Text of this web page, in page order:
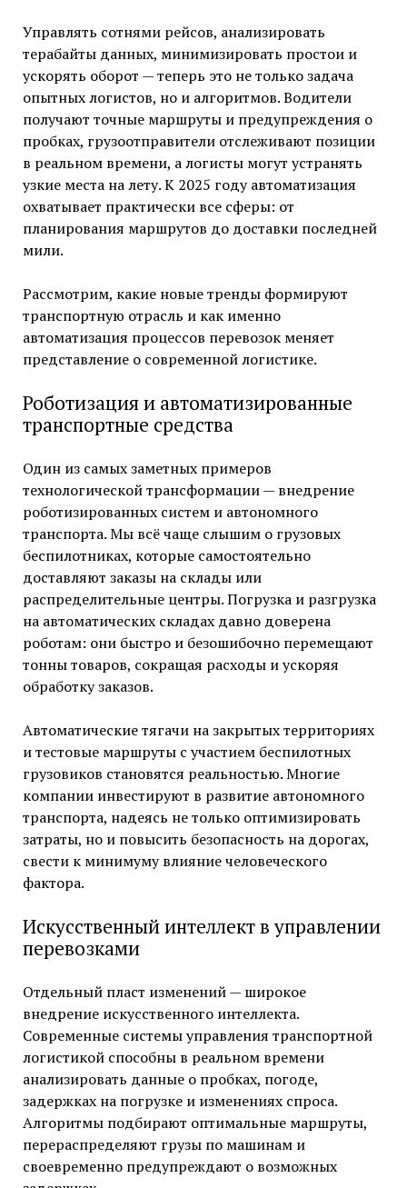
Управлять сотнями рейсов, анализировать
терабайты данных, минимизировать простои и
ускорять оборот — теперь это не только задача
опытных логистов, но и алгоритмов. Водители
получают точные маршруты и предупреждения о
пробках, грузоотправители отслеживают позиции
в реальном времени, а логисты могут устранять
узкие места на лету. К 2025 году автоматизация
охватывает практически все сферы: от
планирования маршрутов до доставки последней
мили.
Рассмотрим, какие новые тренды формируют
транспортную отрасль и как именно
автоматизация процессов перевозок меняет
представление о современной логистике.
Роботизация и автоматизированные
транспортные средства
Один из самых заметных примеров
технологической трансформации — внедрение
роботизированных систем и автономного
транспорта. Мы всё чаще слышим о грузовых
беспилотниках, которые самостоятельно
доставляют заказы на склады или
распределительные центры. Погрузка и разгрузка
на автоматических складах давно доверена
роботам: они быстро и безошибочно перемещают
тонны товаров, сокращая расходы и ускоряя
обработку заказов.
Автоматические тягачи на закрытых территориях
и тестовые маршруты с участием беспилотных
грузовиков становятся реальностью. Многие
компании инвестируют в развитие автономного
транспорта, надеясь не только оптимизировать
затраты, но и повысить безопасность на дорогах,
свести к минимуму влияние человеческого
фактора.
Искусственный интеллект в управлении
перевозками
Отдельный пласт изменений — широкое
внедрение искусственного интеллекта.
Современные системы управления транспортной
логистикой способны в реальном времени
анализировать данные о пробках, погоде,
задержках на погрузке и изменениях спроса.
Алгоритмы подбирают оптимальные маршруты,
перераспределяют грузы по машинам и
своевременно предупреждают о возможных